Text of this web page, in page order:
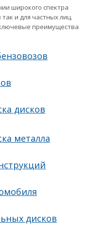
широкого спектра
и для частных лиц.
преимущества
дисков
металла
дисков